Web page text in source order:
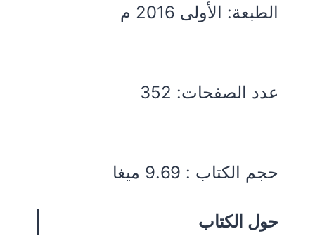
الطبعة: الأولى 2016 م
عدد الصفحات: 352
حجم الكتاب : 9.69 ميغا
حول الكتاب